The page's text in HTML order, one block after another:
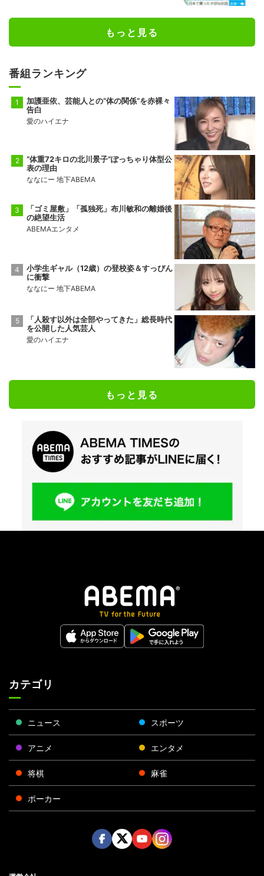
もっと見る
番組ランキング
加護亜依、芸能人との“体の関係”を赤裸々
告白
愛のハイエナ
“体重72キロの北川景子”ぽっちゃり体型公
表の理由
ななにー 地下ABEMA
「ゴミ屋敷」「孤独死」布川敏和の離婚後
の絶望生活
ABEMAエンタメ
小学生ギャル（12歳）の登校姿＆すっぴん
に衝撃
ななにー 地下ABEMA
「人殺す以外は全部やってきた」総長時代
を公開した人気芸人
愛のハイエナ
もっと見る
カテゴリ
ニュース スポーツ
アニメ エンタメ
将棋 麻雀
ポーカー